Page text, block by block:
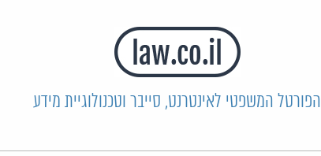
הפורטל המשפטי לאינטרנט, סייבר וטכנולוגיית מידע